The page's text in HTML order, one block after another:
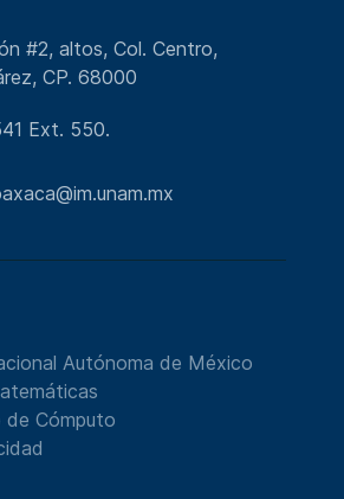
#2, altos, Col. Centro,
CP. 68000
Ext. 550.
Autónoma de México
Cómputo